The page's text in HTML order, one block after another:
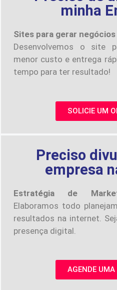
minha
Sites para gerar
Desenvolvemos o site
menor custo e entrega
tempo para ter resultado!
SOLICIE UM
Preciso
empresa
Estratégia de
Elaboramos todo
resultados na internet.
presença digital.
AGENDE